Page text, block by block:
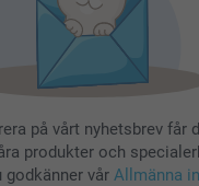
på vårt nyhetsbrev får
produkter och
godkänner vår Allmänna